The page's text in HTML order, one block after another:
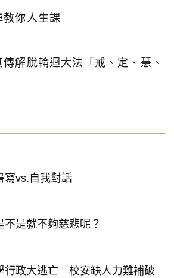
教你人生課
傳解脫輪迴大法「戒、定、慧、
寫vs.自我對話
不是就不夠慈悲呢？
行政大逃亡 校安缺人力難補破